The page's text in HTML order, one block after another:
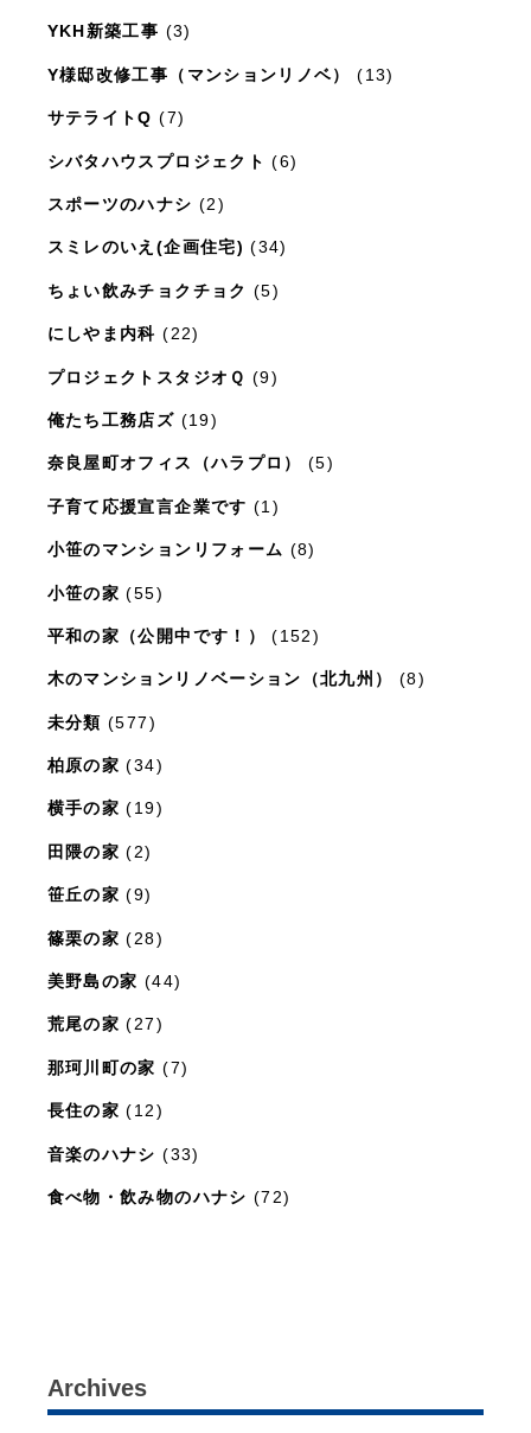
YKH新築工事 (3)
Y様邸改修工事（マンションリノベ） (13)
サテライトQ (7)
シバタハウスプロジェクト (6)
スポーツのハナシ (2)
スミレのいえ(企画住宅) (34)
ちょい飲みチョクチョク (5)
にしやま内科 (22)
プロジェクトスタジオＱ (9)
俺たち工務店ズ (19)
奈良屋町オフィス（ハラプロ） (5)
子育て応援宣言企業です (1)
小笹のマンションリフォーム (8)
小笹の家 (55)
平和の家（公開中です！） (152)
木のマンションリノベーション（北九州） (8)
未分類 (577)
柏原の家 (34)
横手の家 (19)
田隈の家 (2)
笹丘の家 (9)
篠栗の家 (28)
美野島の家 (44)
荒尾の家 (27)
那珂川町の家 (7)
長住の家 (12)
音楽のハナシ (33)
食べ物・飲み物のハナシ (72)
Archives